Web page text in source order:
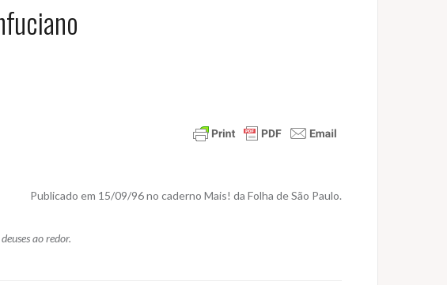
Publicado em 15/09/96 no caderno Mais! da Folha de São Paulo.
ao redor.